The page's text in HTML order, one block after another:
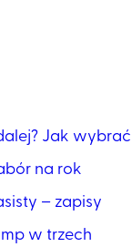
Jak wybrać
na rok
– zapisy
w trzech